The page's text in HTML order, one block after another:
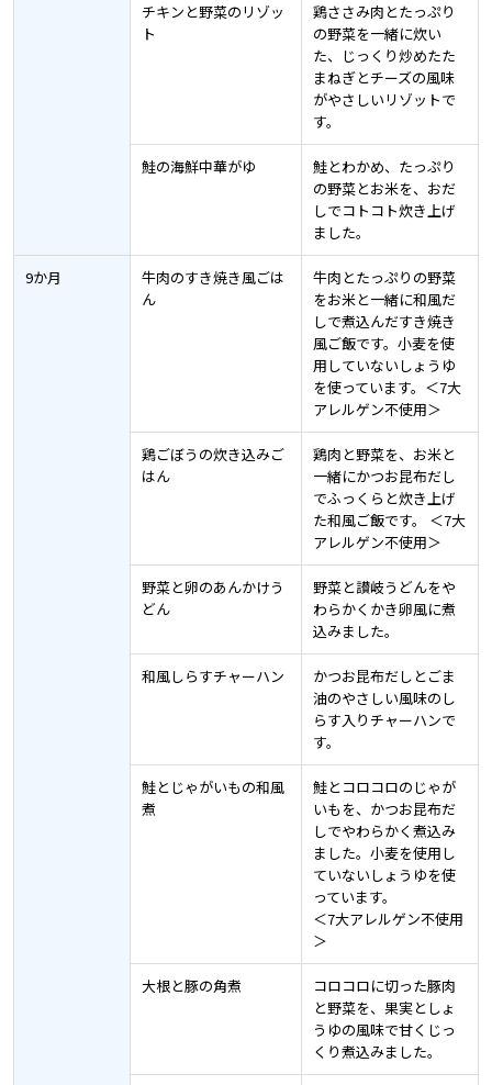
チキンと野菜のリゾッ
ト
鶏ささみ肉とたっぷり
の野菜を一緒に炊い
た、じっくり炒めたた
まねぎとチーズの風味
がやさしいリゾットで
す。
鮭の海鮮中華がゆ
鮭とわかめ、たっぷり
の野菜とお米を、おだ
しでコトコト炊き上げ
ました。
9か月
牛肉のすき焼き風ごは
ん
牛肉とたっぷりの野菜
をお米と一緒に和風だ
しで煮込んだすき焼き
風ご飯です。小麦を使
用していないしょうゆ
を使っています。＜7大
アレルゲン不使用＞
鶏ごぼうの炊き込みご
はん
鶏肉と野菜を、お米と
一緒にかつお昆布だし
でふっくらと炊き上げ
た和風ご飯です。 ＜7大
アレルゲン不使用＞
野菜と卵のあんかけう
どん
野菜と讃岐うどんをや
わらかくかき卵風に煮
込みました。
和風しらすチャーハン
かつお昆布だしとごま
油のやさしい風味のし
らす入りチャーハンで
す。
鮭とじゃがいもの和風
煮
鮭とコロコロのじゃが
いもを、かつお昆布だ
しでやわらかく煮込み
ました。小麦を使用し
ていないしょうゆを使
っています。
＜7大アレルゲン不使用
＞
大根と豚の角煮
コロコロに切った豚肉
と野菜を、果実としょ
うゆの風味で甘くじっ
くり煮込みました。